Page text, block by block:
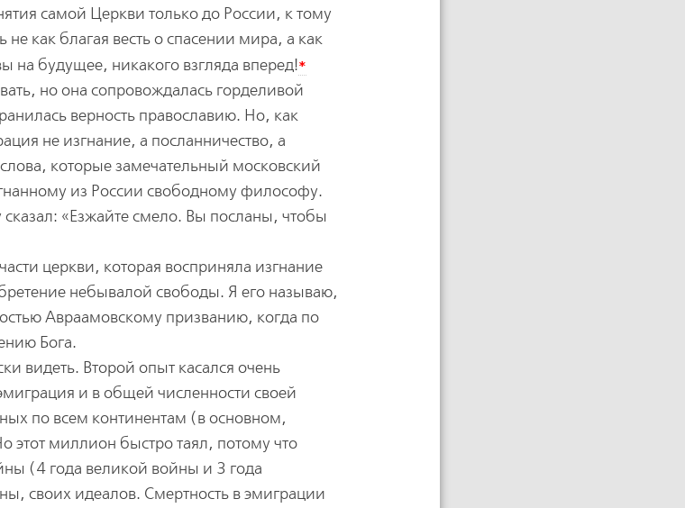
самой Церкви только до России, к тому
как благая весть о спасении мира, а как
на будущее, никакого взгляда вперед!*
но она сопровождалась горделивой
верность православию. Но, как
не изгнание, а посланничество, а
которые замечательный московский
из России свободному философу.
«Езжайте смело. Вы посланы, чтобы
церкви, которая восприняла изгнание
небывалой свободы. Я его называю,
Авраамовскому призванию, когда по
Бога.
видеть. Второй опыт касался очень
и в общей численности своей
по всем континентам (в основном,
миллион быстро таял, потому что
(4 года великой войны и 3 года
своих идеалов. Смертность в эмиграции